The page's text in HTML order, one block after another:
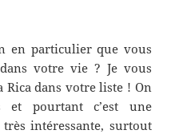
en particulier que vous
votre vie ? Je vous
Rica dans votre liste ! On
et pourtant c’est une
intéressante, surtout